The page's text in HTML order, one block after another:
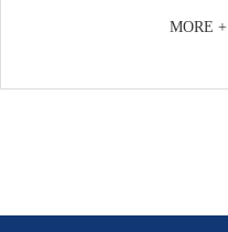
MORE +